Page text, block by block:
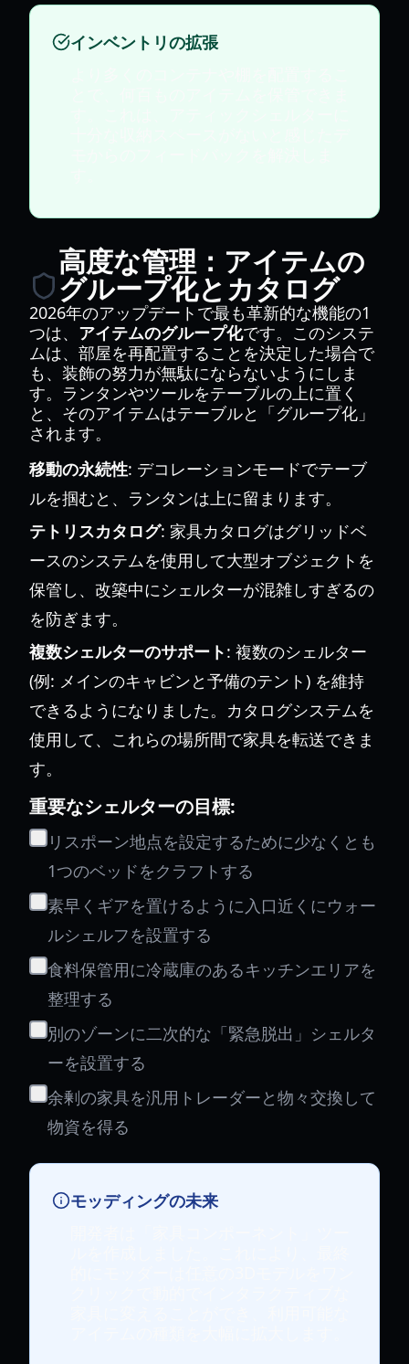
インベントリの拡張
高度な管理：アイテムの
グループ化とカタログ
2026年のアップデートで最も革新的な機能の1
つは、 アイテムのグループ化です。このシステ
ムは、部屋を再配置することを決定した場合で
も、装飾の努力が無駄にならないようにしま
す。ランタンやツールをテーブルの上に置く
と、そのアイテムはテーブルと「グループ化」
されます。
移動の永続性: デコレーションモードでテーブ
ルを掴むと、ランタンは上に留まります。
テトリスカタログ: 家具カタログはグリッドベ
ースのシステムを使用して大型オブジェクトを
保管し、改築中にシェルターが混雑しすぎるの
を防ぎます。
複数シェルターのサポート: 複数のシェルター
(例: メインのキャビンと予備のテント) を維持
できるようになりました。カタログシステムを
使用して、これらの場所間で家具を転送できま
す。
重要なシェルターの目標:
リスポーン地点を設定するために少なくとも
1つのベッドをクラフトする
素早くギアを置けるように入口近くにウォー
ルシェルフを設置する
食料保管用に冷蔵庫のあるキッチンエリアを
整理する
別のゾーンに二次的な「緊急脱出」シェルタ
ーを設置する
余剰の家具を汎用トレーダーと物々交換して
物資を得る
モッディングの未来